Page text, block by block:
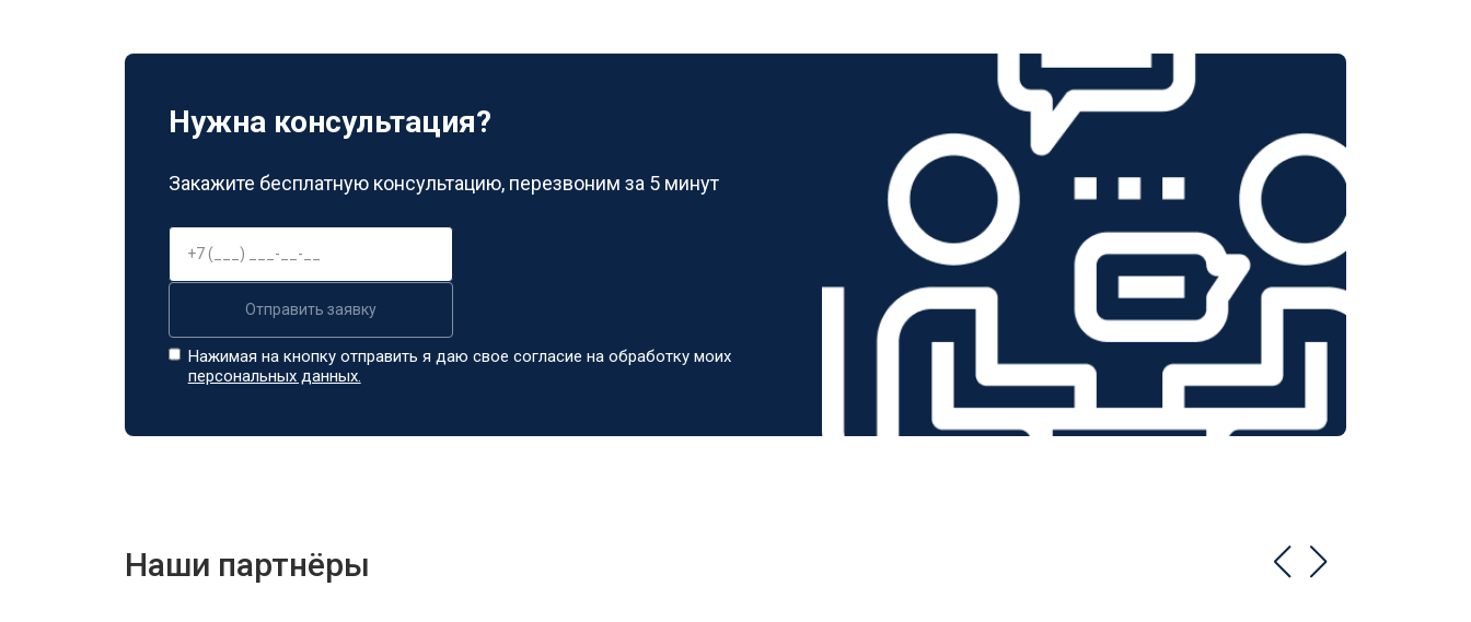
Нужна консультация?
Закажите бесплатную консультацию, перезвоним за 5 минут
Отправить заявку
Нажимая на кнопку отправить я даю свое согласие на обработку моих
персональных данных.
Наши партнёры